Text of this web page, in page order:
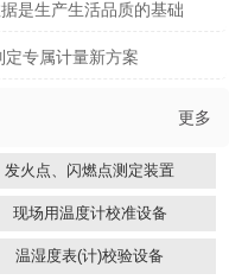
是生产生活品质的基础
专属计量新方案
更多
发火点、闪燃点测定装置
现场用温度计校准设备
温湿度表(计)校验设备